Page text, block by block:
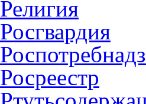
Религия
Росгвардия
Росреестр